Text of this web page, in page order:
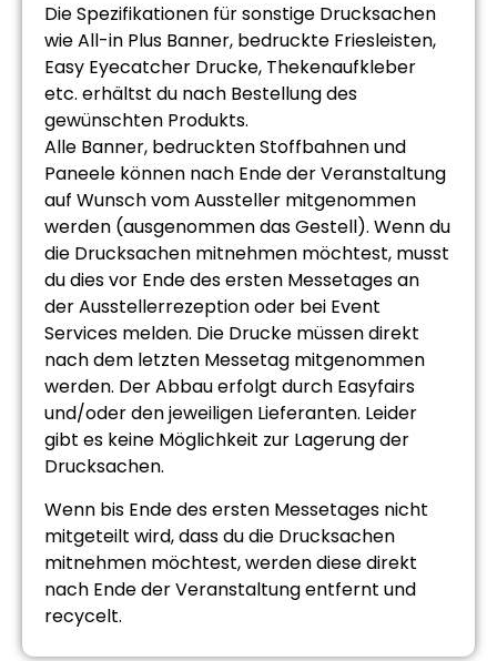
Die Spezifikationen für sonstige Drucksachen
wie All-in Plus Banner, bedruckte Friesleisten,
Easy Eyecatcher Drucke, Thekenaufkleber
etc. erhältst du nach Bestellung des
gewünschten Produkts.
Alle Banner, bedruckten Stoffbahnen und
Paneele können nach Ende der Veranstaltung
auf Wunsch vom Aussteller mitgenommen
werden (ausgenommen das Gestell). Wenn du
die Drucksachen mitnehmen möchtest, musst
du dies vor Ende des ersten Messetages an
der Ausstellerrezeption oder bei Event
Services melden. Die Drucke müssen direkt
nach dem letzten Messetag mitgenommen
werden. Der Abbau erfolgt durch Easyfairs
und/oder den jeweiligen Lieferanten. Leider
gibt es keine Möglichkeit zur Lagerung der
Drucksachen.
Wenn bis Ende des ersten Messetages nicht
mitgeteilt wird, dass du die Drucksachen
mitnehmen möchtest, werden diese direkt
nach Ende der Veranstaltung entfernt und
recycelt.